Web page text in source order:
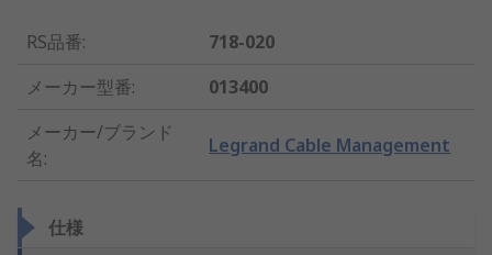
RS品番:
718-020
メーカー型番:
013400
メーカー/ブランド
名:
Legrand Cable Management
仕様